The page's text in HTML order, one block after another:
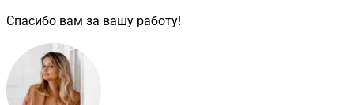
Спасибо вам за вашу работу!